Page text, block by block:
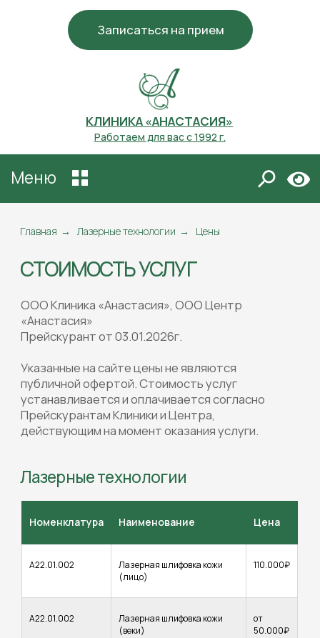
Записаться на прием
Работаем для вас с 1992 г.
КЛИНИКА «АНАСТАСИЯ»
Главная → Лазерные технологии → Цены
СТОИМОСТЬ УСЛУГ
«Анастасия»
Прейскурант от 03.01.2026г.
Указанные на сайте цены не являются
публичной офертой. Стоимость услуг
действующим на момент оказания услуги.
Лазерные технологии
Номенклатура Наименование Цена
А22.01.002
Лазерная шлифовка кожи
(лицо)
110.000₽
А22.01.002
Лазерная шлифовка кожи
(веки)
от
50.000₽
(хирургическая)